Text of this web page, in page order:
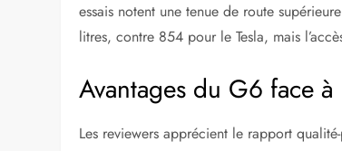
essais notent une tenue de route
litres, contre 854 pour le Tesla, mais
Avantages du G6 face
Les reviewers apprécient le rapport